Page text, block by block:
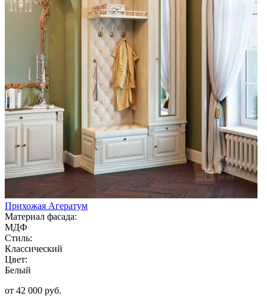
Прихожая Агератум
Материал фасада:
МДФ
Стиль:
Классический
Цвет:
Белый
от 42 000 руб.